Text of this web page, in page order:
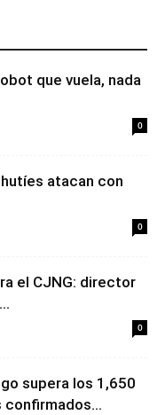
que vuela, nada
0
atacan con
0
el CJNG: director
0
supera los 1,650